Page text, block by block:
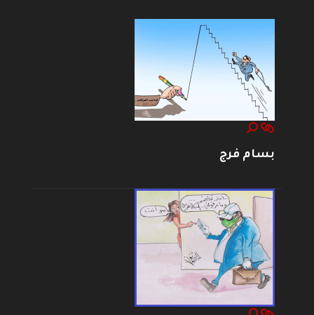
بسام فرج